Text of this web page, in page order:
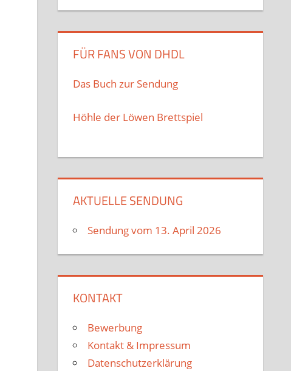
FÜR FANS VON DHDL
Das Buch zur Sendung
Höhle der Löwen Brettspiel
AKTUELLE SENDUNG
Sendung vom 13. April 2026
KONTAKT
Bewerbung
Kontakt & Impressum
Datenschutzerklärung